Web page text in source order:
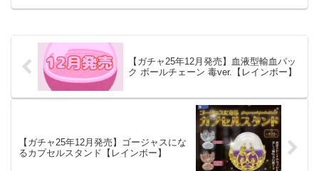
【ガチャ25年12月発売】血液型輸血パッ
ク ボールチェーン 毒ver.【レインボー】
【ガチャ25年12月発売】ゴージャスにな
るカプセルスタンド【レインボー】